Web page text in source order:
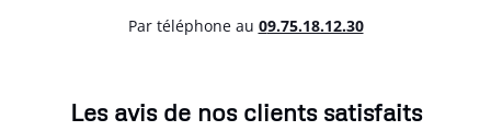
Par téléphone au 09.75.18.12.30
Les avis de nos clients satisfaits